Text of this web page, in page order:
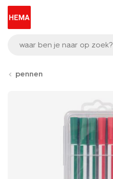
waar ben je naar op zoek?
pennen